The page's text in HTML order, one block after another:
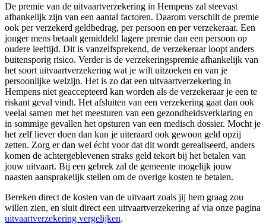
De premie van de uitvaartverzekering in Hempens zal steevast
afhankelijk zijn van een aantal factoren. Daarom verschilt de premie
ook per verzekerd geldbedrag, per persoon en per verzekeraar. Een
jonger mens betaalt gemiddeld lagere premie dan een persoon op
oudere leeftijd. Dit is vanzelfsprekend, de verzekeraar loopt anders
buitensporig risico. Verder is de verzekeringspremie afhankelijk van
het soort uitvaartverzekering wat je wilt uitzoeken en van je
persoonlijke welzijn. Het is zo dat een uitvaartverzekering in
Hempens niet geaccepteerd kan worden als de verzekeraar je een te
riskant geval vindt. Het afsluiten van een verzekering gaat dan ook
veelal samen met het meesturen van een gezondheidsverklaring en
in sommige gevallen het opsturen van een medisch dossier. Mocht je
het zelf liever doen dan kun je uiteraard ook gewoon geld opzij
zetten. Zorg er dan wel écht voor dat dit wordt gerealiseerd, anders
komen de achtergeblevenen straks geld tekort bij het betalen van
jouw uitvaart. Bij een gebrek zal de gemeente mogelijk jouw
naasten aansprakelijk stellen om de overige kosten te betalen.
Bereken direct de kosten van de uitvaart zoals jij hem graag zou
willen zien, en sluit direct een uitvaartverzekering af via onze pagina
uitvaartverzekering vergelijken.